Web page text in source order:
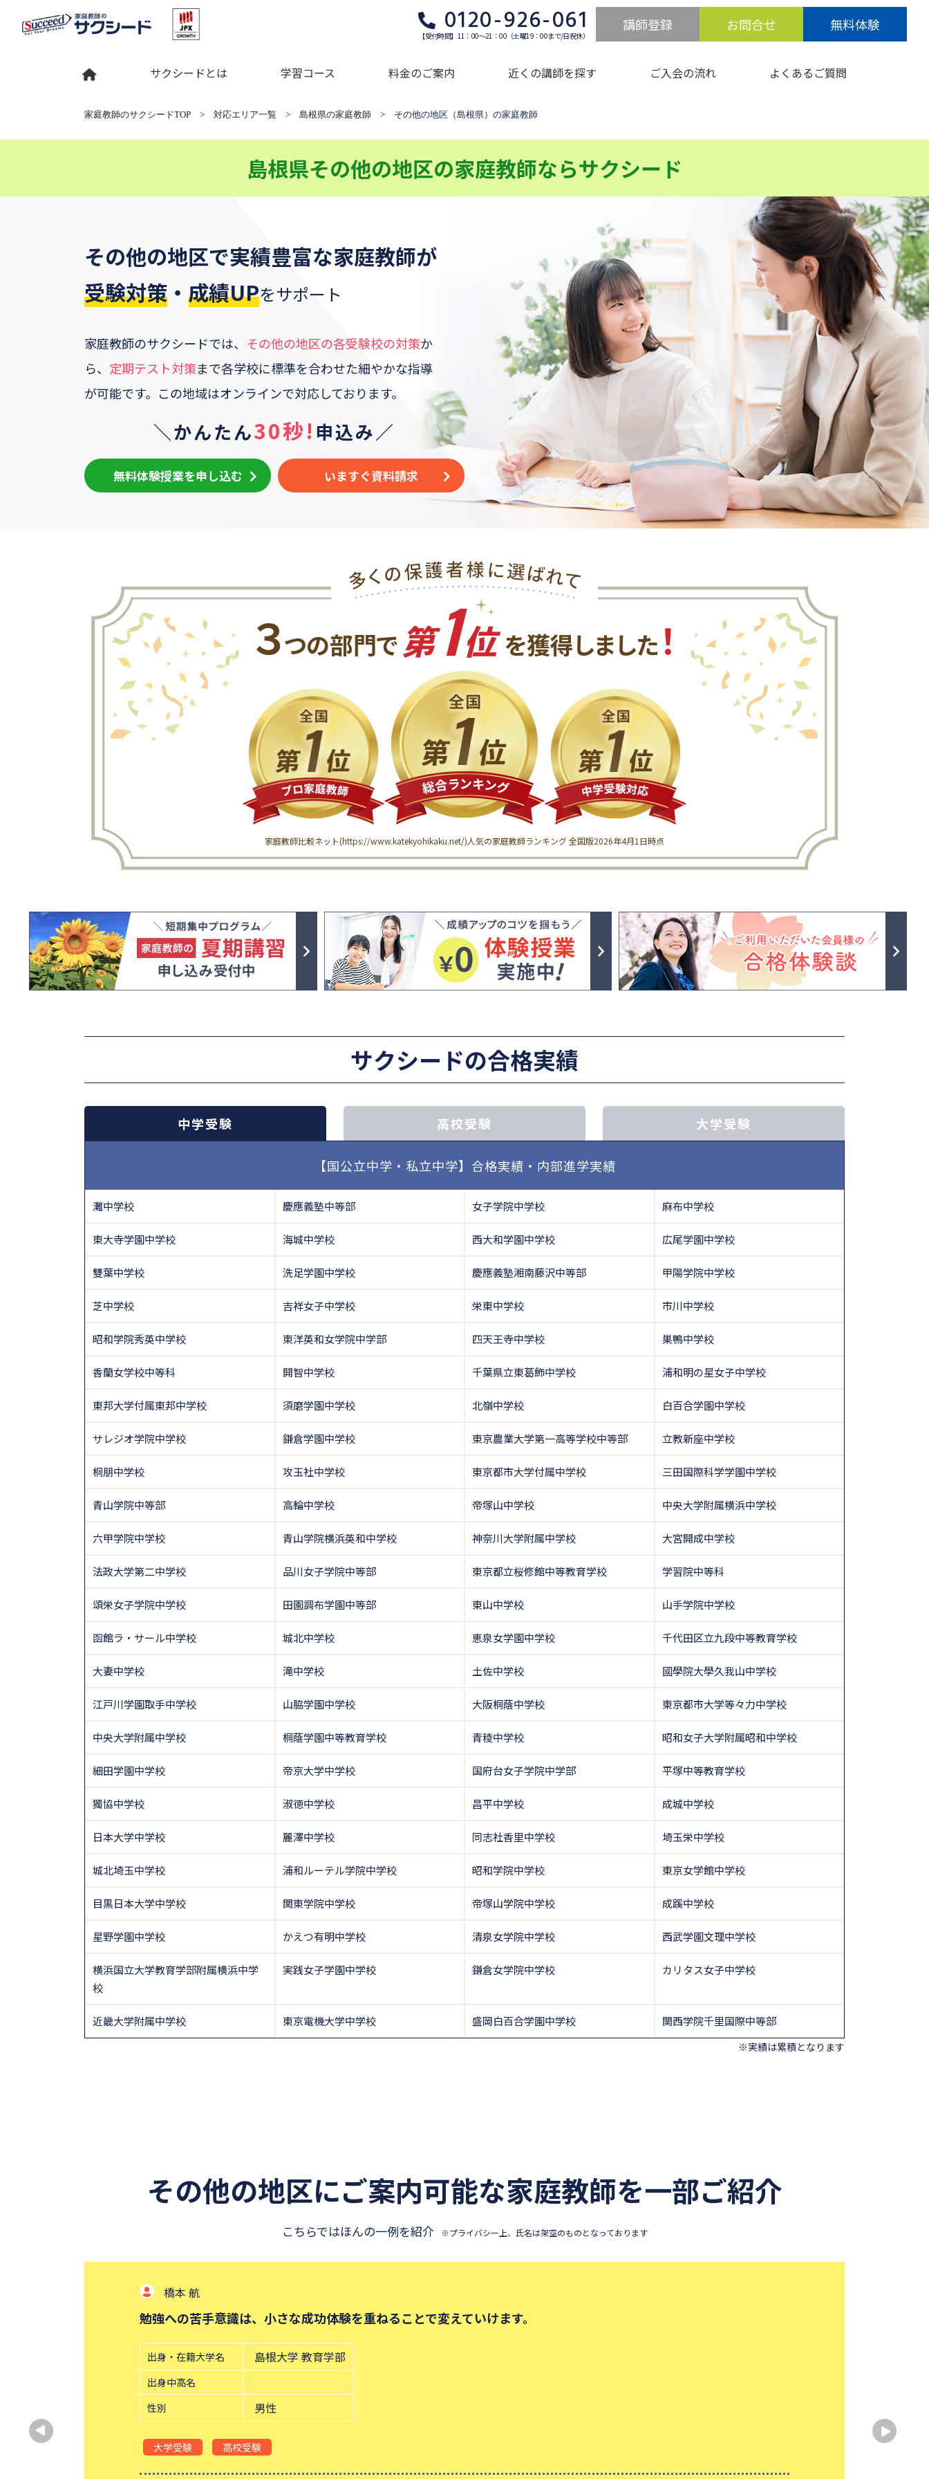
0120-926-061
【受付時間】11：00～21：00（土曜19：00まで/日祝休）
講師登録 お問合せ 無料体験
サクシードとは 学習コース 料金のご案内 近くの講師を探す ご入会の流れ よくあるご質問
家庭教師のサクシードTOP > 対応エリア一覧 > 島根県の家庭教師 > その他の地区（島根県）の家庭教師
島根県その他の地区の家庭教師ならサクシード
その他の地区で実績豊富な家庭教師が
受験対策 ・ 成績UPをサポート
家庭教師のサクシードでは、 その他の地区の各受験校の対策か
ら、 定期テスト対策まで各学校に標準を合わせた細やかな指導
が可能です。 この地域はオンラインで対応しております。
＼かんたん30秒! 申込み／
無料体験授業を申し込む いますぐ資料請求
３つの部門で 第1位を獲得しました ！
家庭教師比較ネット(https://www.katekyohikaku.net/)人気の家庭教師ランキング 全国版2026年4月1日時点
サクシードの合格実績
中学受験 高校受験 大学受験
【国公立中学・私立中学】合格実績・内部進学実績
灘中学校 慶應義塾中等部 女子学院中学校 麻布中学校
東大寺学園中学校 海城中学校 西大和学園中学校 広尾学園中学校
雙葉中学校 洗足学園中学校 慶應義塾湘南藤沢中等部 甲陽学院中学校
芝中学校 吉祥女子中学校 栄東中学校 市川中学校
昭和学院秀英中学校 東洋英和女学院中学部 四天王寺中学校 巣鴨中学校
香蘭女学校中等科 開智中学校 千葉県立東葛飾中学校 浦和明の星女子中学校
東邦大学付属東邦中学校 須磨学園中学校 北嶺中学校 白百合学園中学校
サレジオ学院中学校 鎌倉学園中学校 東京農業大学第一高等学校中等部 立教新座中学校
桐朋中学校 攻玉社中学校 東京都市大学付属中学校 三田国際科学学園中学校
青山学院中等部 高輪中学校 帝塚山中学校 中央大学附属横浜中学校
六甲学院中学校 青山学院横浜英和中学校 神奈川大学附属中学校 大宮開成中学校
法政大学第二中学校 品川女子学院中等部 東京都立桜修館中等教育学校 学習院中等科
頌栄女子学院中学校 田園調布学園中等部 東山中学校 山手学院中学校
函館ラ・サール中学校 城北中学校 恵泉女学園中学校 千代田区立九段中等教育学校
大妻中学校 滝中学校 土佐中学校 國學院大學久我山中学校
江戸川学園取手中学校 山脇学園中学校 大阪桐蔭中学校 東京都市大学等々力中学校
中央大学附属中学校 桐蔭学園中等教育学校 青稜中学校 昭和女子大学附属昭和中学校
細田学園中学校 帝京大学中学校 国府台女子学院中学部 平塚中等教育学校
獨協中学校 淑徳中学校 昌平中学校 成城中学校
日本大学中学校 麗澤中学校 同志社香里中学校 埼玉栄中学校
城北埼玉中学校 浦和ルーテル学院中学校 昭和学院中学校 東京女学館中学校
目黒日本大学中学校 関東学院中学校 帝塚山学院中学校 成蹊中学校
星野学園中学校 かえつ有明中学校 清泉女学院中学校 西武学園文理中学校
横浜国立大学教育学部附属横浜中学
校
実践女子学園中学校 鎌倉女学院中学校 カリタス女子中学校
近畿大学附属中学校 東京電機大学中学校 盛岡白百合学園中学校 関西学院千里国際中等部
※実績は累積となります
その他の地区にご案内可能な家庭教師を一部ご紹介
こちらではほんの一例を紹介 ※プライバシー上、氏名は架空のものとなっております
橋本 航
勉強への苦手意識は、小さな成功体験を重ねることで変えていけます。
出身・在籍大学名 島根大学 教育学部
出身中高名
性別
男性
大学受験 高校受験